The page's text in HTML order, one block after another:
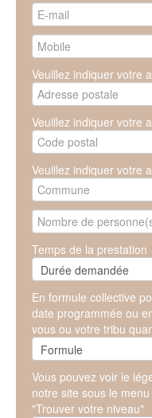
Veuillez indiquer votre
Veuillez indiquer votre
Veuillez indiquer votre
Temps de la prestation
En formule collective
date programmée ou
vous ou votre tribu
Vous pouvez voir le
notre site sous le
"Trouver votre niveau"